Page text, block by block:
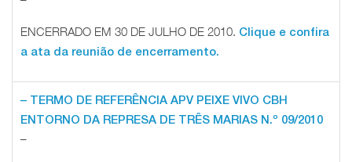
ENCERRADO EM 30 DE JULHO DE 2010. Clique e confira
a ata da reunião de encerramento.
– TERMO DE REFERÊNCIA APV PEIXE VIVO CBH
ENTORNO DA REPRESA DE TRÊS MARIAS N.º 09/2010
–